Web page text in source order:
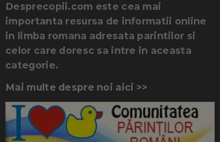
Desprecopii.com este cea mai
importanta resursa de informatii online
in limba romana adresata parintilor si
celor care doresc sa intre in aceasta
categorie.
Mai multe despre noi aici >>